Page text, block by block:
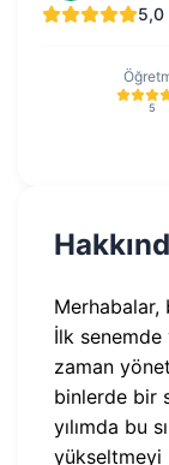
5,0
5
Merhabalar,
İlk senemde
zaman
binlerde bir
yılımda bu
yükseltmeyi